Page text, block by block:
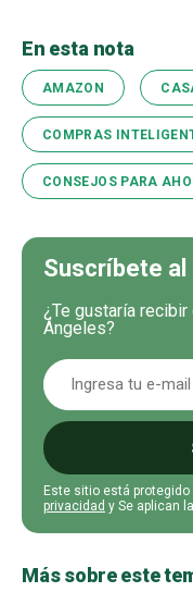
En esta nota
AMAZON
COMPRAS
CONSEJOS PARA
Suscríbete al
¿Te gustaría
Ángeles?
Este sitio está protegido
privacidad y Se aplican
Más sobre este